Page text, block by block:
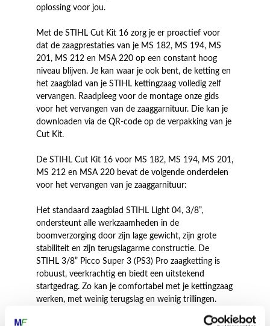
oplossing voor jou.
Met de STIHL Cut Kit 16 zorg je er proactief voor
dat de zaagprestaties van je MS 182, MS 194, MS
201, MS 212 en MSA 220 op een constant hoog
niveau blijven. Je kan waar je ook bent, de ketting en
het zaagblad van je STIHL kettingzaag volledig zelf
vervangen. Raadpleeg voor de montage onze gids
voor het vervangen van de zaaggarnituur. Die kan je
downloaden via de QR-code op de verpakking van je
Cut Kit.
De STIHL Cut Kit 16 voor MS 182, MS 194, MS 201,
MS 212 en MSA 220 bevat de volgende onderdelen
voor het vervangen van je zaaggarnituur:
Het standaard zaagblad STIHL Light 04, 3/8”,
ondersteunt alle werkzaamheden in de
boomverzorging door zijn lage gewicht, zijn grote
stabiliteit en zijn terugslagarme constructie. De
STIHL 3/8” Picco Super 3 (PS3) Pro zaagketting is
robuust, veerkrachtig en biedt een uitstekend
startgedrag. Zo kan je comfortabel met je kettingzaag
werken, met weinig terugslag en weinig trillingen.